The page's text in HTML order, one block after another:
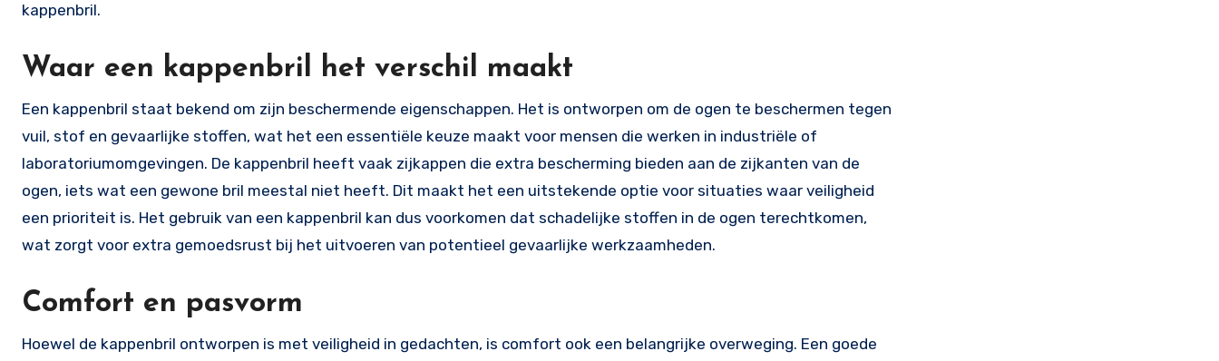
kappenbril.
Waar een kappenbril het verschil maakt
Een kappenbril staat bekend om zijn beschermende eigenschappen. Het is ontworpen om de ogen te beschermen tegen
vuil, stof en gevaarlijke stoffen, wat het een essentiële keuze maakt voor mensen die werken in industriële of
laboratoriumomgevingen. De kappenbril heeft vaak zijkappen die extra bescherming bieden aan de zijkanten van de
ogen, iets wat een gewone bril meestal niet heeft. Dit maakt het een uitstekende optie voor situaties waar veiligheid
een prioriteit is. Het gebruik van een kappenbril kan dus voorkomen dat schadelijke stoffen in de ogen terechtkomen,
wat zorgt voor extra gemoedsrust bij het uitvoeren van potentieel gevaarlijke werkzaamheden.
Comfort en pasvorm
Hoewel de kappenbril ontworpen is met veiligheid in gedachten, is comfort ook een belangrijke overweging. Een goede